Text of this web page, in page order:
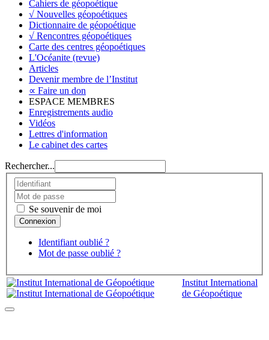
Cahiers de géopoétique
√ Nouvelles géopoétiques
Dictionnaire de géopoétique
√ Rencontres géopoétiques
Carte des centres géopoétiques
L'Océanite (revue)
Articles
Devenir membre de l’Institut
∝ Faire un don
ESPACE MEMBRES
Enregistrements audio
Vidéos
Lettres d'information
Le cabinet des cartes
Rechercher...
Se souvenir de moi
Identifiant oublié ?
Mot de passe oublié ?
Institut International
de Géopoétique